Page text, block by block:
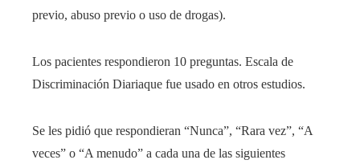
previo, abuso previo o uso de drogas).
Los pacientes respondieron 10 preguntas. Escala de
Discriminación Diariaque fue usado en otros estudios.
Se les pidió que respondieran “Nunca”, “Rara vez”, “A
veces” o “A menudo” a cada una de las siguientes